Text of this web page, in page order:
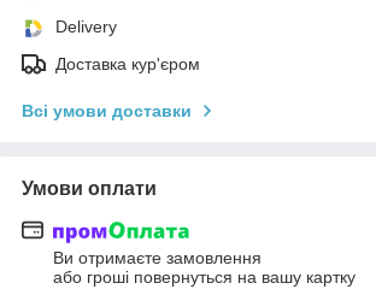
Delivery
Доставка кур'єром
Всі умови доставки
Умови оплати
Ви отримаєте замовлення
або гроші повернуться на вашу картку